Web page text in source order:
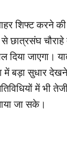
शिफ्ट करने की
छात्रसंघ
दिया जाएगा।
में बड़ा सुधार
में भी
जा सके।